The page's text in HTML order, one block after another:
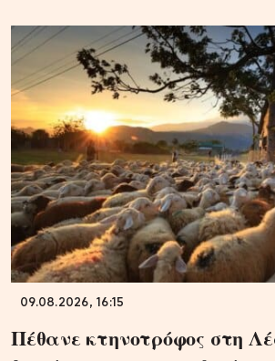
09.08.2026, 16:15
Πέθανε κτηνοτρόφος στη